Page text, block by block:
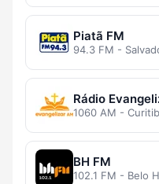
Piatã FM
94.3 FM -
Rádio
1060 AM -
BH FM
102.1 FM - Belo